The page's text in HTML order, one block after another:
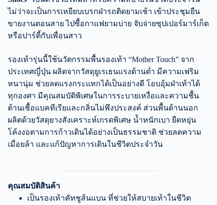
ไม่ว่าจะเป็นการเหยียบเบรกฝ่ารถติดยามเช้า เข้าประชุมยืน
ขายงานตอนสาย ไปซื้อกาแฟยามบ่าย จับจ่ายซุปเปอร์มาร์เก็ต
หรือปาร์ตี้กับเพื่อนสาว
รองเท้ารุ่นนี้ใช้นวัตกรรมพื้นรองเท้า “Mother Touch” จาก
ประเทศญี่ปุ่น ผลิตจากวัสดุยูเรเธนแรงต้านต่ำ มีความเฟริม
หนานุ่ม ช่วยลดแรงกระแทกได้เป็นอย่างดี โอบอุ้มฝ่าเท้าได้
ทุกองศา มีคุณสมบัติพิเศษในการระบายเหงื่อและความชื้น
ต้านเชื้อแบคทีเรียและกลิ่นไม่พึงประสงค์ ส่วนพื้นด้านนอก
ผลิตด้วยวัสดุยางสังเคราะห์เกรดพิเศษ น้ำหนักเบา ยืดหยุ่น
โค้งงอตามการก้าวเดินได้อย่างเป็นธรรมชาติ ช่วยลดความ
เมื่อยล้า และแก้ปัญหาการเดินในชีวิตประจำวัน
คุณสมบัติสินค้า
เป็นรองเท้าคัทชูส้นแบน ที่ช่วยให้สบายเท้าในชีวิต